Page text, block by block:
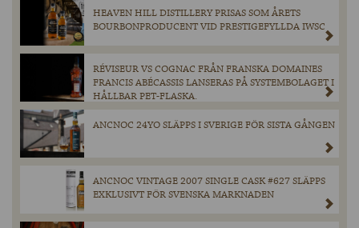
HEAVEN HILL DISTILLERY PRISAS SOM ÅRETS
BOURBONPRODUCENT VID PRESTIGEFYLLDA IWSC
RÉVISEUR VS COGNAC FRÅN FRANSKA DOMAINES
FRANCIS ABÉCASSIS LANSERAS PÅ SYSTEMBOLAGET I
HÅLLBAR PET-FLASKA.
ANCNOC 24YO SLÄPPS I SVERIGE FÖR SISTA GÅNGEN
ANCNOC VINTAGE 2007 SINGLE CASK #627 SLÄPPS
EXKLUSIVT FÖR SVENSKA MARKNADEN